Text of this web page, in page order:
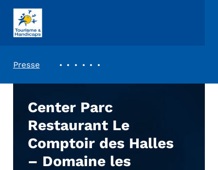
ASSOCIATION TOURISME ET HANDICAPS
Presse
Center Parc
Restaurant Le
Comptoir des Halles
– Domaine les